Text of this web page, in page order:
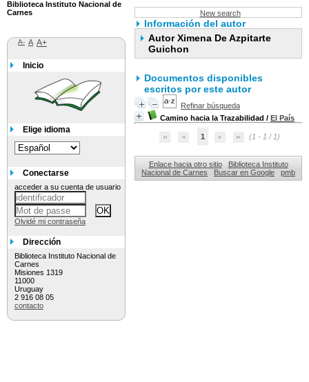
New search
Información del autor
Autor Ximena De Azpitarte
Guichon
Documentos disponibles
escritos por este autor
Refinar búsqueda
Camino hacia la Trazabilidad / El País
1 (1 - 1 / 1)
Enlace hacia otro sitio
Biblioteca Instituto
Nacional de Carnes
Buscar en Google pmb
Biblioteca Instituto Nacional de
Carnes
A- A A+
Inicio
Elige idioma
Conectarse
acceder a su cuenta de usuario
Olvidé mi contraseña
Dirección
Biblioteca Instituto Nacional de
Carnes
Misiones 1319
11000
Uruguay
2 916 08 05
contacto